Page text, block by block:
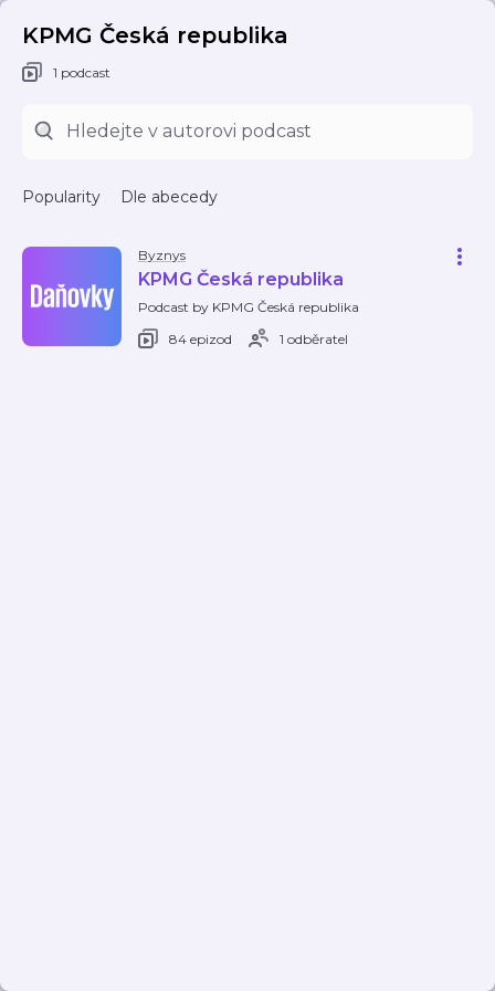
KPMG Česká republika
1 podcast
Popularity Dle abecedy
Byznys
KPMG Česká republika
Podcast by KPMG Česká republika
84 epizod
1 odběratel